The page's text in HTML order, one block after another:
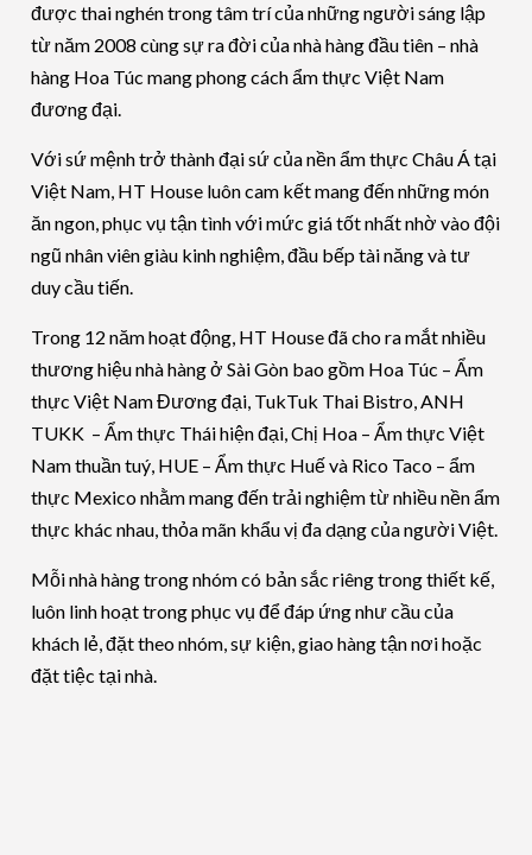
được thai nghén trong tâm trí của những người sáng lập
từ năm 2008 cùng sự ra đời của nhà hàng đầu tiên – nhà
hàng Hoa Túc mang phong cách ẩm thực Việt Nam
đương đại.
Với sứ mệnh trở thành đại sứ của nền ẩm thực Châu Á tại
Việt Nam, HT House luôn cam kết mang đến những món
ăn ngon, phục vụ tận tình với mức giá tốt nhất nhờ vào đội
ngũ nhân viên giàu kinh nghiệm, đầu bếp tài năng và tư
duy cầu tiến.
Trong 12 năm hoạt động, HT House đã cho ra mắt nhiều
thương hiệu nhà hàng ở Sài Gòn bao gồm Hoa Túc – Ẩm
thực Việt Nam Đương đại, TukTuk Thai Bistro, ANH
TUKK – Ẩm thực Thái hiện đại, Chị Hoa – Ẩm thực Việt
Nam thuần tuý, HUE – Ẩm thực Huế và Rico Taco – ẩm
thực Mexico nhằm mang đến trải nghiệm từ nhiều nền ẩm
thực khác nhau, thỏa mãn khẩu vị đa dạng của người Việt.
Mỗi nhà hàng trong nhóm có bản sắc riêng trong thiết kế,
luôn linh hoạt trong phục vụ để đáp ứng như cầu của
khách lẻ, đặt theo nhóm, sự kiện, giao hàng tận nơi hoặc
đặt tiệc tại nhà.